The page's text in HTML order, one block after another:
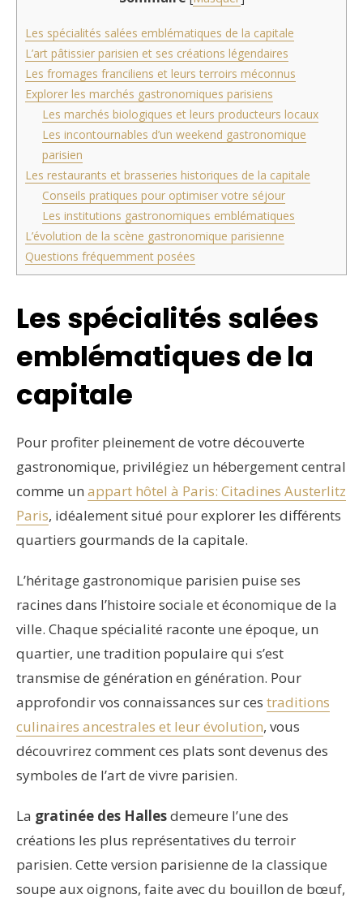
Les spécialités salées emblématiques de la capitale
L’art pâtissier parisien et ses créations légendaires
Les fromages franciliens et leurs terroirs méconnus
Explorer les marchés gastronomiques parisiens
Les marchés biologiques et leurs producteurs locaux
Les incontournables d’un weekend gastronomique
parisien
Les restaurants et brasseries historiques de la capitale
Conseils pratiques pour optimiser votre séjour
Les institutions gastronomiques emblématiques
L’évolution de la scène gastronomique parisienne
Questions fréquemment posées
Les spécialités salées
emblématiques de la
capitale
Pour profiter pleinement de votre découverte
gastronomique, privilégiez un hébergement central
comme un appart hôtel à Paris: Citadines Austerlitz
Paris, idéalement situé pour explorer les différents
quartiers gourmands de la capitale.
L’héritage gastronomique parisien puise ses
racines dans l’histoire sociale et économique de la
ville. Chaque spécialité raconte une époque, un
quartier, une tradition populaire qui s’est
transmise de génération en génération. Pour
approfondir vos connaissances sur ces traditions
culinaires ancestrales et leur évolution, vous
découvrirez comment ces plats sont devenus des
symboles de l’art de vivre parisien.
La gratinée des Hallesdemeure l’une des
créations les plus représentatives du terroir
parisien. Cette version parisienne de la classique
soupe aux oignons, faite avec du bouillon de bœuf,